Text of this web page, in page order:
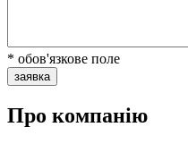
* обов'язкове поле
заявка
Про компанію